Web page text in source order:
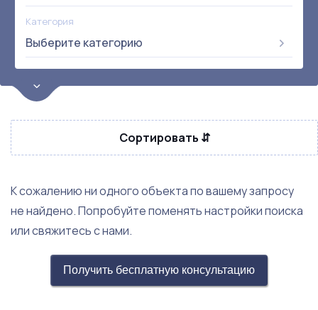
Категория
Выберите категорию
Цена
от:
до:
Прибыль
Сортировать ⇵
К сожалению ни одного объекта по вашему запросу
не найдено. Попробуйте поменять настройки поиска
или свяжитесь с нами.
Получить бесплатную консультацию